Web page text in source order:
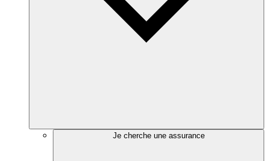
Je cherche une assurance